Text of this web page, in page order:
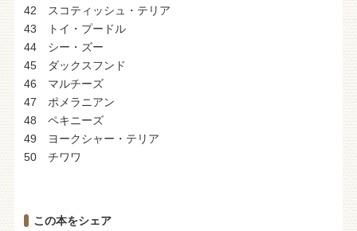
42 スコティッシュ・テリア
43 トイ・プードル
44 シー・ズー
45 ダックスフンド
46 マルチーズ
47 ポメラニアン
48 ペキニーズ
49 ヨークシャー・テリア
50 チワワ
この本をシェア